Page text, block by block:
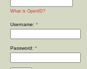
What is OpenID?
Username: *
Password: *